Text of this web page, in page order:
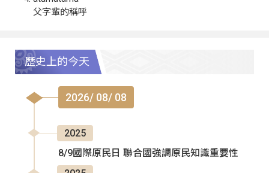
父字輩的稱呼
歷史上的今天
2026/ 08/ 08
2025
8/9國際原民日 聯合國強調原民知識重要性